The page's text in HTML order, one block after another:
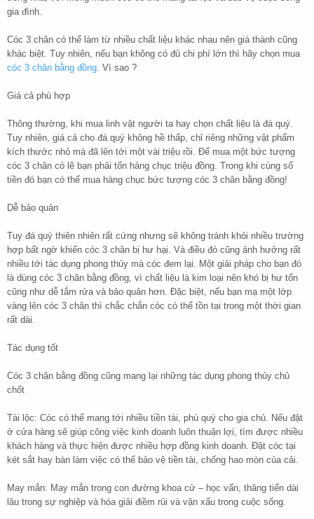
gia đình.
Cóc 3 chân có thể làm từ nhiều chất liệu khác nhau nên giá thành cũng
khác biệt. Tuy nhiên, nếu bạn không có đủ chi phí lớn thì hãy chọn mua
cóc 3 chân bằng đồng. Vì sao ?
Giá cả phù hợp
Thông thường, khi mua linh vật người ta hay chọn chất liệu là đá quý.
Tuy nhiên, giá cả cho đá quý không hề thấp, chỉ riêng những vật phẩm
kích thước nhỏ mà đã lên tới một vài triệu rồi. Để mua một bức tượng
cóc 3 chân có lẽ bạn phải tốn hàng chục triệu đồng. Trong khi cùng số
tiền đó bạn có thể mua hàng chục bức tượng cóc 3 chân bằng đồng!
Dễ bảo quản
Tuy đá quý thiên nhiên rất cứng nhưng sẽ không tránh khỏi nhiều trường
hợp bất ngờ khiến cóc 3 chân bị hư hại. Và điều đó cũng ảnh hưởng rất
nhiều tới tác dụng phong thủy mà cóc đem lại. Một giải pháp cho bạn đó
là dùng cóc 3 chân bằng đồng, vì chất liệu là kim loại nên khó bị hư tổn
cũng như dễ tắm rửa và bảo quản hơn. Đặc biệt, nếu bạn mạ một lớp
vàng lên cóc 3 chân thì chắc chắn cóc có thể tồn tại trong một thời gian
rất dài.
Tác dụng tốt
Cóc 3 chân bằng đồng cũng mang lại những tác dụng phong thủy chủ
chốt
Tài lộc: Cóc có thể mang tới nhiều tiền tài, phú quý cho gia chủ. Nếu đặt
ở cửa hàng sẽ giúp công việc kinh doanh luôn thuận lợi, tìm được nhiều
khách hàng và thực hiện được nhiều hợp đồng kinh doanh. Đặt cóc tại
két sắt hay bàn làm việc có thể bảo vệ tiền tài, chống hao mòn của cải.
May mắn: May mắn trong con đường khoa cử – học vấn, thăng tiến dài
lâu trong sự nghiệp và hóa giải điềm rủi và vận xấu trong cuộc sống.